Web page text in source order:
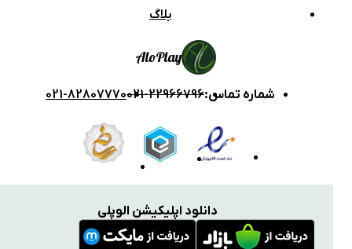
بلاگ
AloPlay
شماره تماس:
021-22966796
021-82807770
دانلود اپلیکیشن الوپلی